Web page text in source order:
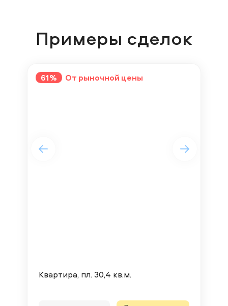
Примеры сделок
61% От рыночной цены
Квартира, пл. 30,4 кв.м.